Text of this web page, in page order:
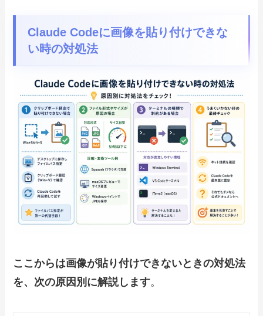
Claude Codeに画像を貼り付けできな
い時の対処法
ここからは画像が貼り付けできないときの対処法
を、次の原因別に解説します。